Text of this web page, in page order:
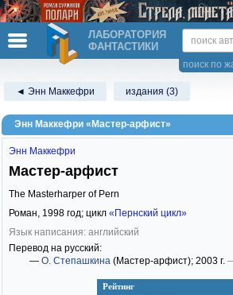
ЛАБОРАТОРИЯ
ФАНТАСТИКИ
поиск по
◄ Энн Маккефри издания (3)
Энн Маккефри «Мастер-арфист»
Рейтинг
Энн Маккефри
Мастер-арфист
The Masterharper of Pern
Роман, 1998 год; цикл «Пернский цикл»
Язык написания: английский
Перевод на русский:
— О. Степашкина (Мастер-арфист); 2003 г.